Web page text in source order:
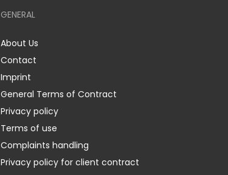
GENERAL
About Us
Contact
Imprint
General Terms of Contract
Privacy policy
Terms of use
Complaints handling
Privacy policy for client contract